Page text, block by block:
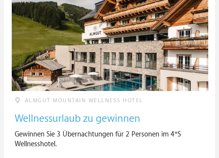
ALMGUT MOUNTAIN WELLNESS HOTEL
Wellnessurlaub zu gewinnen
Gewinnen Sie 3 Übernachtungen für 2 Personen im 4*S
Wellnesshotel.